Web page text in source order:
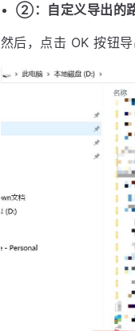
②：自定义导出的
然后，点击 OK 按钮